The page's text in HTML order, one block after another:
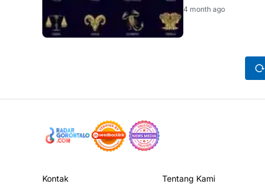
merasakan dinam…
4 month ago
Kontak Tentang Kami